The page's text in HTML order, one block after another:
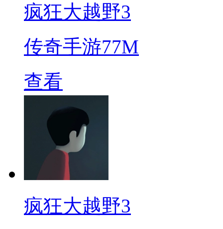
疯狂大越野3
传奇手游77M
查看
疯狂大越野3